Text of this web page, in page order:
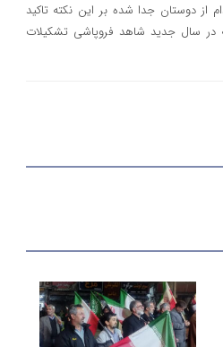
دوستان جدا شده بر این نکته تاکید
در سال جدید شاهد فروپاشی تشکیلات